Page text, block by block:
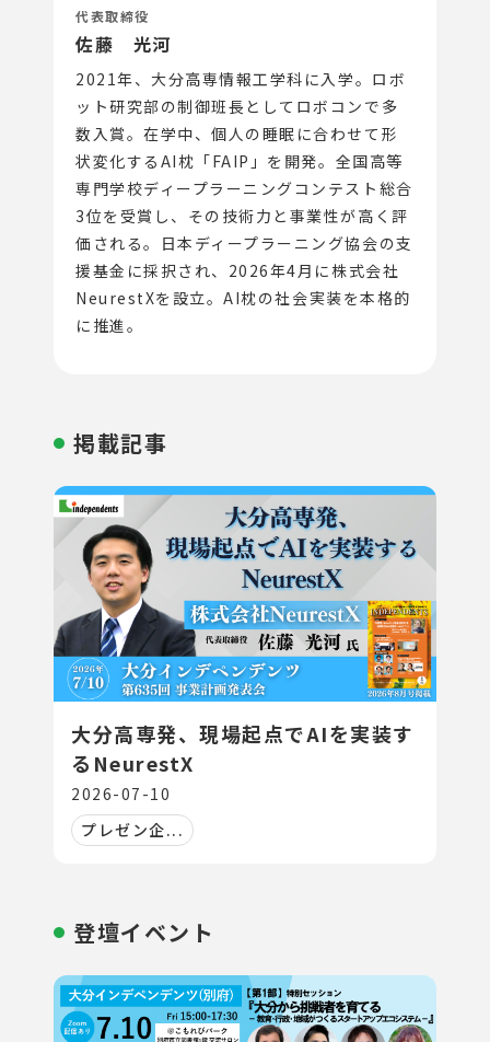
代表取締役
佐藤 光河
2021年、大分高専情報工学科に入学。ロボ
ット研究部の制御班長としてロボコンで多
数入賞。在学中、個人の睡眠に合わせて形
状変化するAI枕「FAIP」を開発。全国高等
専門学校ディープラーニングコンテスト総合
3位を受賞し、その技術力と事業性が高く評
価される。日本ディープラーニング協会の支
援基金に採択され、2026年4月に株式会社
NeurestXを設立。AI枕の社会実装を本格的
に推進。
掲載記事
大分高専発、現場起点でAIを実装す
るNeurestX
2026-07-10
プレゼン企...
登壇イベント